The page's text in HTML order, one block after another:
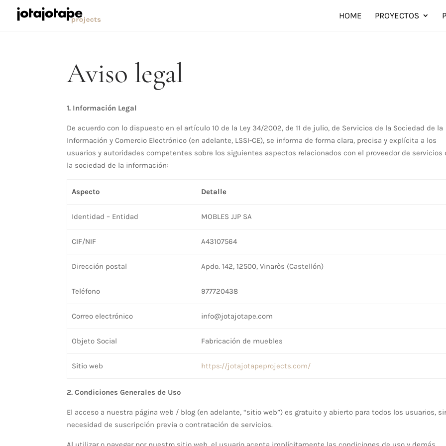
HOME PROYECTOS
Aviso legal
1. Información Legal
De acuerdo con lo dispuesto en el artículo 10 de la Ley 34/2002, de 11 de julio, de Servicios de la Sociedad de la
Información y Comercio Electrónico (en adelante, LSSI-CE), se informa de forma clara, precisa y explícita a los
usuarios y autoridades competentes sobre los siguientes aspectos relacionados con el proveedor de servicios
la sociedad de la información:
Aspecto Detalle
Identidad – Entidad MOBLES JJP SA
CIF/NIF A43107564
Dirección postal Apdo. 142, 12500, Vinaròs (Castellón)
Teléfono 977720438
Correo electrónico info@jotajotape.com
Objeto Social Fabricación de muebles
Sitio web https://jotajotapeprojects.com/
2. Condiciones Generales de Uso
El acceso a nuestra página web / blog (en adelante, “sitio web”) es gratuito y abierto para todos los usuarios,
necesidad de suscripción previa o contratación de servicios.